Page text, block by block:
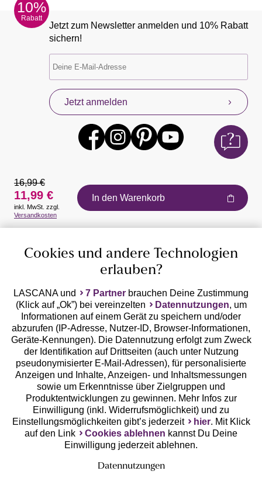
10%
Rabatt
Jetzt zum Newsletter anmelden und 10% Rabatt
sichern!
Jetzt anmelden
Auszeichnungen
Geprüfte Sicherheit
Unsere Apps
16,99 €
11,99 €
inkl. MwSt. zzgl.
Versandkosten
In den Warenkorb
Cookies und andere Technologien
erlauben?
LASCANA und 7 Partner brauchen Deine Zustimmung
(Klick auf „Ok”) bei vereinzelten
Datennutzungen, um
Informationen auf einem Gerät zu speichern und/oder
abzurufen (IP-Adresse, Nutzer-ID, Browser-Informationen,
Geräte-Kennungen). Die Datennutzung erfolgt zum Zweck
der Identifikation auf Drittseiten (auch unter Nutzung
pseudonymisierter E-Mail-Adressen), für personalisierte
Anzeigen und Inhalte, Anzeigen- und Inhaltsmessungen
sowie um Erkenntnisse über Zielgruppen und
Produktentwicklungen zu gewinnen. Mehr Infos zur
Einwilligung (inkl. Widerrufsmöglichkeit) und zu
Einstellungsmöglichkeiten gibt’s jederzeit
hier. Mit Klick
auf den Link
Cookies ablehnen kannst Du Deine
Einwilligung jederzeit ablehnen.
Datennutzungen